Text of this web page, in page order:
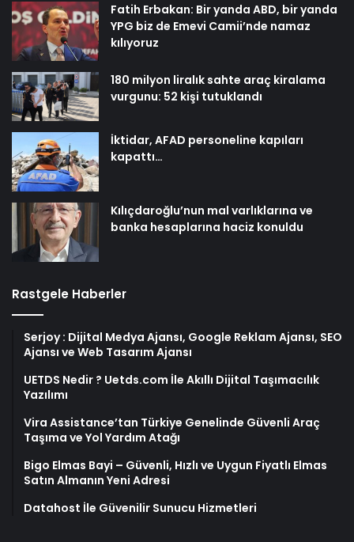
Fatih Erbakan: Bir yanda ABD, bir yanda
YPG biz de Emevi Camii’nde namaz
kılıyoruz
180 milyon liralık sahte araç kiralama
vurgunu: 52 kişi tutuklandı
İktidar, AFAD personeline kapıları
kapattı…
Kılıçdaroğlu’nun mal varlıklarına ve
banka hesaplarına haciz konuldu
Rastgele Haberler
Serjoy : Dijital Medya Ajansı, Google Reklam Ajansı, SEO
Ajansı ve Web Tasarım Ajansı
UETDS Nedir ? Uetds.com İle Akıllı Dijital Taşımacılık
Yazılımı
Vira Assistance’tan Türkiye Genelinde Güvenli Araç
Taşıma ve Yol Yardım Atağı
Bigo Elmas Bayi – Güvenli, Hızlı ve Uygun Fiyatlı Elmas
Satın Almanın Yeni Adresi
Datahost İle Güvenilir Sunucu Hizmetleri